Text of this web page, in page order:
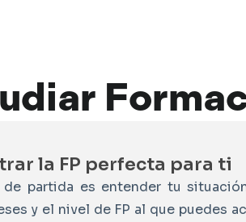
la FP perfecta para ti
de partida es entender tu
y el nivel de FP al que puedes